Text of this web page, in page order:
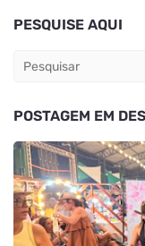
PESQUISE AQUI
POSTAGEM EM